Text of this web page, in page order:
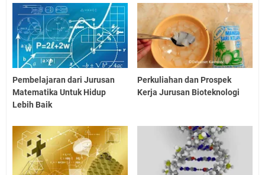
Pembelajaran dari Jurusan
Matematika Untuk Hidup
Lebih Baik
Perkuliahan dan Prospek
Kerja Jurusan Bioteknologi